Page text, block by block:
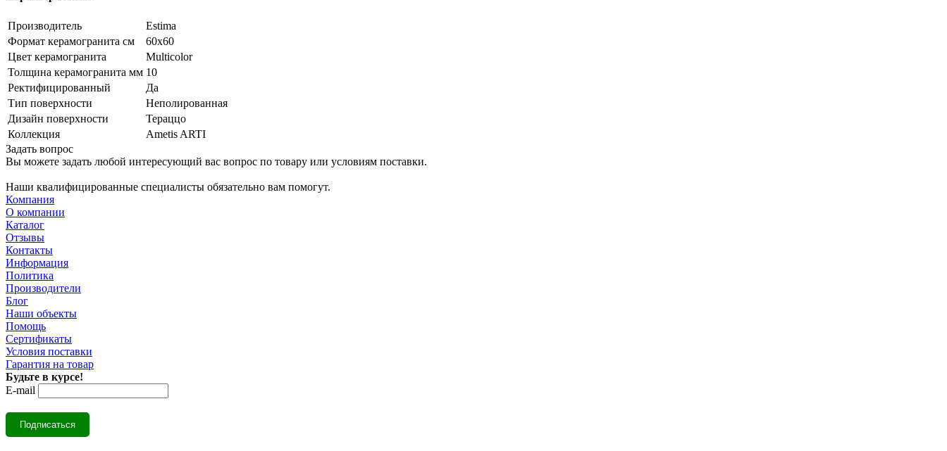
Производитель
Estima
Формат керамогранита см
60х60
Цвет керамогранита
Multicolor
Толщина керамогранита мм 10
Ректифицированный
Да
Тип поверхности
Неполированная
Дизайн поверхности
Тераццо
Коллекция
Ametis ARTI
Задать вопрос
Вы можете задать любой интересующий вас вопрос по товару или условиям поставки.
Наши квалифицированные специалисты обязательно вам помогут.
Компания
О компании
Каталог
Отзывы
Контакты
Информация
Политика
Производители
Блог
Наши объекты
Помощь
Сертификаты
Условия поставки
Гарантия на товар
Будьте в курсе!
E-mail